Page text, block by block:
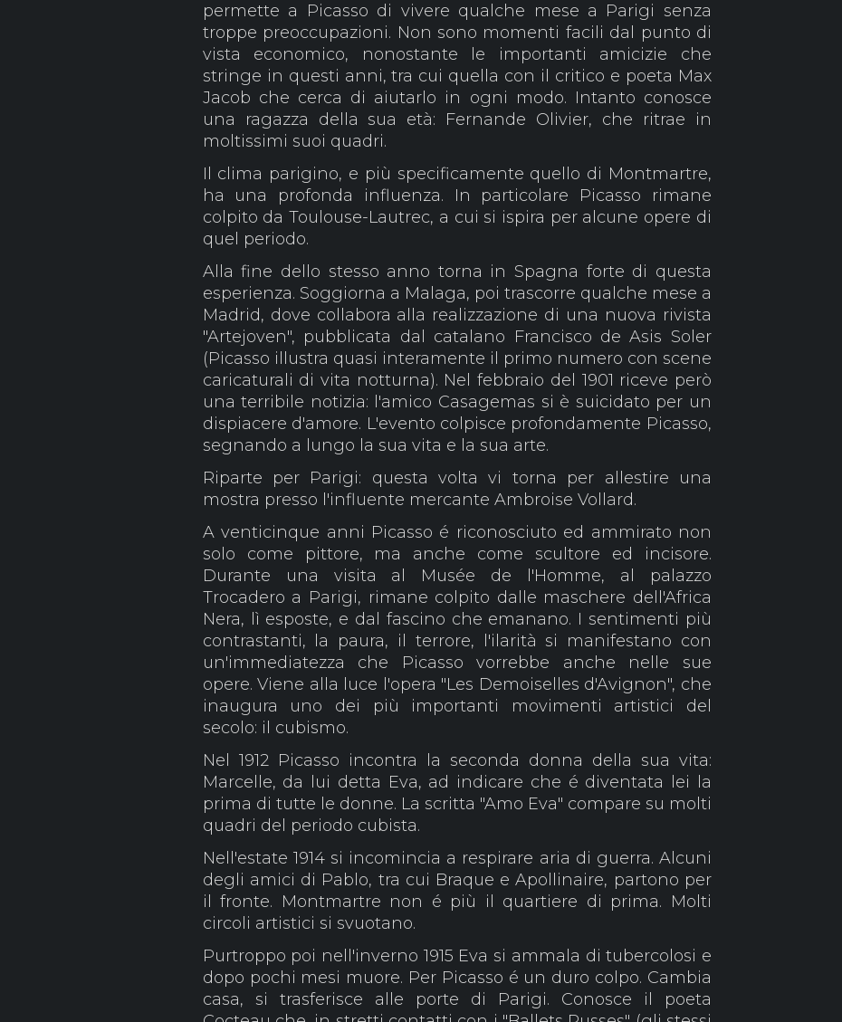
permette a Picasso di vivere qualche mese a Parigi senza
troppe preoccupazioni. Non sono momenti facili dal punto di
vista economico, nonostante le importanti amicizie che
stringe in questi anni, tra cui quella con il critico e poeta Max
Jacob che cerca di aiutarlo in ogni modo. Intanto conosce
una ragazza della sua età: Fernande Olivier, che ritrae in
moltissimi suoi quadri.
Il clima parigino, e più specificamente quello di Montmartre,
ha una profonda influenza. In particolare Picasso rimane
colpito da Toulouse-Lautrec, a cui si ispira per alcune opere di
quel periodo.
Alla fine dello stesso anno torna in Spagna forte di questa
esperienza. Soggiorna a Malaga, poi trascorre qualche mese a
Madrid, dove collabora alla realizzazione di una nuova rivista
"Artejoven", pubblicata dal catalano Francisco de Asis Soler
(Picasso illustra quasi interamente il primo numero con scene
caricaturali di vita notturna). Nel febbraio del 1901 riceve però
una terribile notizia: l'amico Casagemas si è suicidato per un
dispiacere d'amore. L'evento colpisce profondamente Picasso,
segnando a lungo la sua vita e la sua arte.
Riparte per Parigi: questa volta vi torna per allestire una
mostra presso l'influente mercante Ambroise Vollard.
A venticinque anni Picasso é riconosciuto ed ammirato non
solo come pittore, ma anche come scultore ed incisore.
Durante una visita al Musée de l'Homme, al palazzo
Trocadero a Parigi, rimane colpito dalle maschere dell'Africa
Nera, lì esposte, e dal fascino che emanano. I sentimenti più
contrastanti, la paura, il terrore, l'ilarità si manifestano con
un'immediatezza che Picasso vorrebbe anche nelle sue
opere. Viene alla luce l'opera "Les Demoiselles d'Avignon", che
inaugura uno dei più importanti movimenti artistici del
secolo: il cubismo.
Nel 1912 Picasso incontra la seconda donna della sua vita:
Marcelle, da lui detta Eva, ad indicare che é diventata lei la
prima di tutte le donne. La scritta "Amo Eva" compare su molti
quadri del periodo cubista.
Nell'estate 1914 si incomincia a respirare aria di guerra. Alcuni
degli amici di Pablo, tra cui Braque e Apollinaire, partono per
il fronte. Montmartre non é più il quartiere di prima. Molti
circoli artistici si svuotano.
Purtroppo poi nell'inverno 1915 Eva si ammala di tubercolosi e
dopo pochi mesi muore. Per Picasso é un duro colpo. Cambia
casa, si trasferisce alle porte di Parigi. Conosce il poeta